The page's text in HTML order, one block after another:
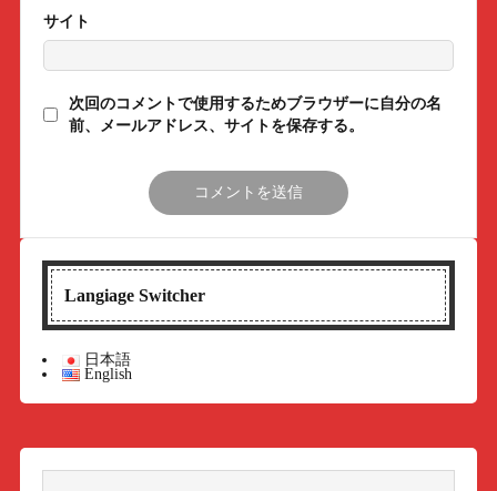
サイト
次回のコメントで使用するためブラウザーに自分の名
前、メールアドレス、サイトを保存する。
Langiage Switcher
日本語
English